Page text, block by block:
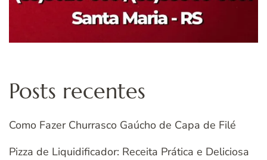
Posts recentes
Como Fazer Churrasco Gaúcho de Capa de Filé
Pizza de Liquidificador: Receita Prática e Deliciosa